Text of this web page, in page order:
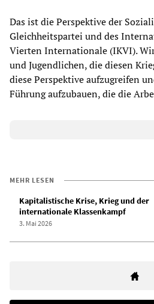
Das ist die Perspektive der
Gleichheitspartei und des
Vierten Internationale (IKVI).
und Jugendlichen, die diesen
diese Perspektive aufzugreifen
Führung aufzubauen, die die
MEHR LESEN
Kapitalistische Krise, Krieg und der
internationale Klassenkampf
3. Mai 2026